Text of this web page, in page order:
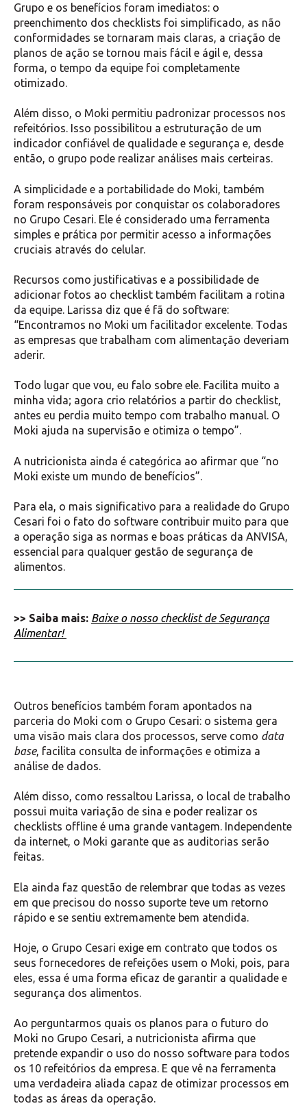
Grupo e os benefícios foram imediatos: o
preenchimento dos checklists foi simplificado, as não
conformidades se tornaram mais claras, a criação de
planos de ação se tornou mais fácil e ágil e, dessa
forma, o tempo da equipe foi completamente
otimizado.
Além disso, o Moki permitiu padronizar processos nos
refeitórios. Isso possibilitou a estruturação de um
indicador confiável de qualidade e segurança e, desde
então, o grupo pode realizar análises mais certeiras.
A simplicidade e a portabilidade do Moki, também
foram responsáveis por conquistar os colaboradores
no Grupo Cesari. Ele é considerado uma ferramenta
simples e prática por permitir acesso a informações
cruciais através do celular.
Recursos como justificativas e a possibilidade de
adicionar fotos ao checklist também facilitam a rotina
da equipe. Larissa diz que é fã do software:
“Encontramos no Moki um facilitador excelente. Todas
as empresas que trabalham com alimentação deveriam
aderir.
Todo lugar que vou, eu falo sobre ele. Facilita muito a
minha vida; agora crio relatórios a partir do checklist,
antes eu perdia muito tempo com trabalho manual. O
Moki ajuda na supervisão e otimiza o tempo”.
A nutricionista ainda é categórica ao afirmar que “no
Moki existe um mundo de benefícios”.
Para ela, o mais significativo para a realidade do Grupo
Cesari foi o fato do software contribuir muito para que
a operação siga as normas e boas práticas da ANVISA,
essencial para qualquer gestão de segurança de
alimentos.
>> Saiba mais: Baixe o nosso checklist de Segurança
Alimentar!
Outros benefícios também foram apontados na
parceria do Moki com o Grupo Cesari: o sistema gera
uma visão mais clara dos processos, serve como data
base, facilita consulta de informações e otimiza a
análise de dados.
Além disso, como ressaltou Larissa, o local de trabalho
possui muita variação de sina e poder realizar os
checklists offline é uma grande vantagem. Independente
da internet, o Moki garante que as auditorias serão
feitas.
Ela ainda faz questão de relembrar que todas as vezes
em que precisou do nosso suporte teve um retorno
rápido e se sentiu extremamente bem atendida.
Hoje, o Grupo Cesari exige em contrato que todos os
seus fornecedores de refeições usem o Moki, pois, para
eles, essa é uma forma eficaz de garantir a qualidade e
segurança dos alimentos.
Ao perguntarmos quais os planos para o futuro do
Moki no Grupo Cesari, a nutricionista afirma que
pretende expandir o uso do nosso software para todos
os 10 refeitórios da empresa. E que vê na ferramenta
uma verdadeira aliada capaz de otimizar processos em
todas as áreas da operação.